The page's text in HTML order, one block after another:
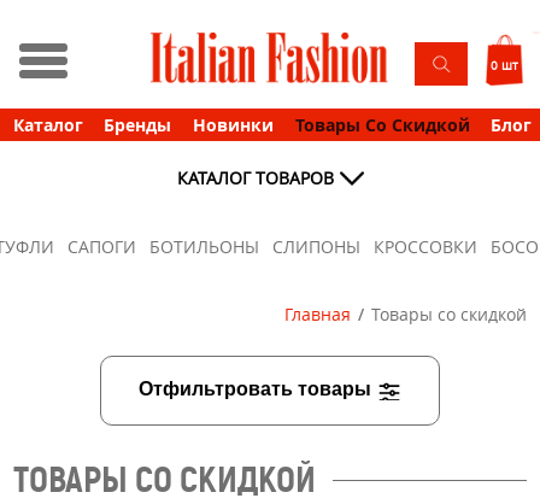
Каталог Бренды Новинки Товары Со Скидкой Блог
0 шт
КАТАЛОГ ТОВАРОВ
САПОГИ БОТИЛЬОНЫ СЛИПОНЫ КРОССОВКИ
Главная Товары со скидкой
Отфильтровать товары
ТОВАРЫ СО СКИДКОЙ